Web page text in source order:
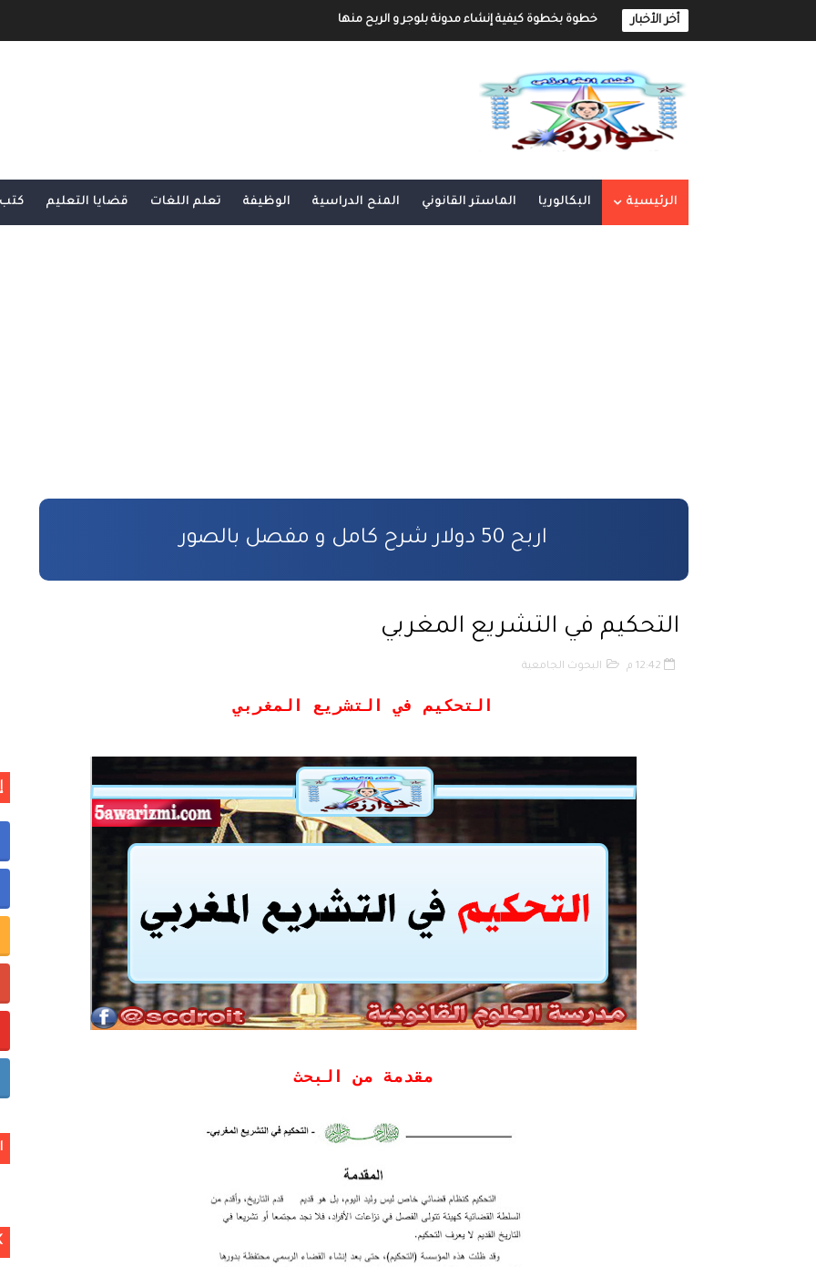
أخر الأخبار كيفية إنشاء مدونة و الربح مهنا شرح مفصل و شامل
أهم مواقع العمل الحر على الأنترنت العربية و الأجنبية
أهم الأدوات الأساسية في العمل الحر على الأنترنت لا يمكنك الإستغاء عنها
الأمن السيبراني قانون رقم05.20
حماية الأشخاص الذاتيين تجاه معالجة المعطيات ذات الطابع الشخصي
التبادل الإلكتروني للمعطيات القانونية
مسلك العلوم الإنسانية
أفضل النصائح لإنشاء قناة ناجحة على اليوتيب
إنشاء قناة يوتيوب حول موضوع تهتم به وجني الأموال من خلال الإعلانات أو الرعاية.
خطوة بخطوة كيفية إنشاء مدونة بلوجر و الربح منها
الرئيسية البكالوريا الماستر القانوني المنح الدراسية الوظيفة تعلم اللغات قضايا التعليم كتب
اربح 50 دولار شرح كامل و مفصل بالصور
التحكيم في التشريع المغربي
12:42 م البحوث الجامعية
التحكيم في التشريع المغربي
مقدمة من البحث